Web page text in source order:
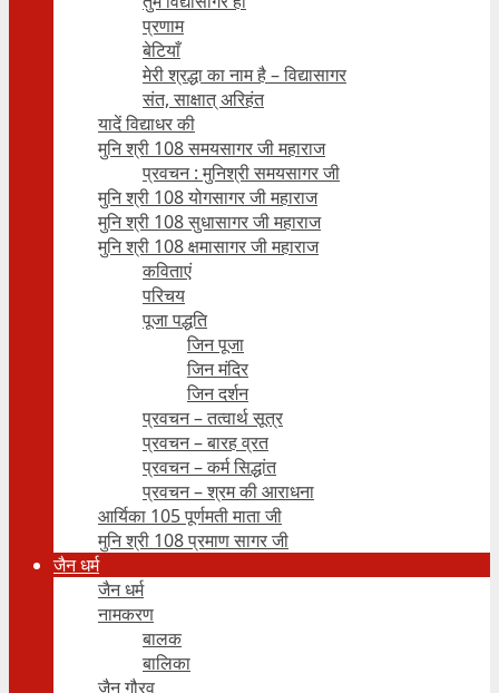
प्रणाम
बेटियाँ
मेरी श्रद्धा का नाम है – विद्यासागर
संत, साक्षात् अरिहंत
यादें विद्याधर की
मुनि श्री 108 समयसागर जी महाराज
प्रवचन : मुनिश्री समयसागर जी
मुनि श्री 108 योगसागर जी महाराज
मुनि श्री 108 सुधासागर जी महाराज
मुनि श्री 108 क्षमासागर जी महाराज
कविताएं
परिचय
पूजा पद्धति
जिन पूजा
जिन मंदिर
जिन दर्शन
प्रवचन – तत्वार्थ सूत्र
प्रवचन – बारह व्रत
प्रवचन – कर्म सिद्धांत
प्रवचन – श्रम की आराधना
आर्यिका 105 पूर्णमती माता जी
मुनि श्री 108 प्रमाण सागर जी
जैन धर्म
जैन धर्म
नामकरण
बालक
बालिका
जैन गौरव